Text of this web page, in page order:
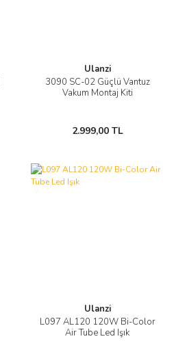
Ulanzi
3090 SC-02 Güçlü Vantuz
Vakum Montaj Kiti
2.999,00 TL
Ulanzi
L097 AL120 120W Bi-Color
Air Tube Led Işık